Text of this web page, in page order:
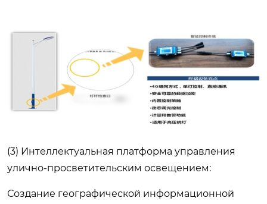
(3) Интеллектуальная платформа управления
улично-просветительским освещением:
Создание географической информационной